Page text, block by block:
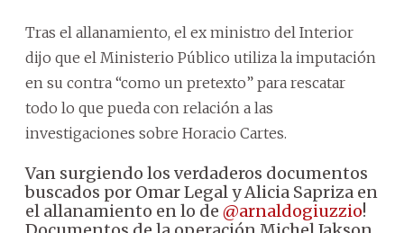
Tras el allanamiento, el ex ministro del Interior
dijo que el Ministerio Público utiliza la imputación
en su contra “como un pretexto” para rescatar
todo lo que pueda con relación a las
investigaciones sobre Horacio Cartes.
Van surgiendo los verdaderos documentos
buscados por Omar Legal y Alicia Sapriza en
el allanamiento en lo de @arnaldogiuzzio!